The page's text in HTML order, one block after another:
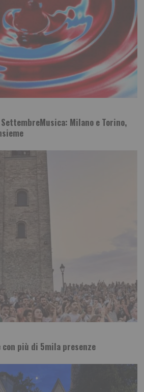
Milano e Torino,
più di 5mila presenze